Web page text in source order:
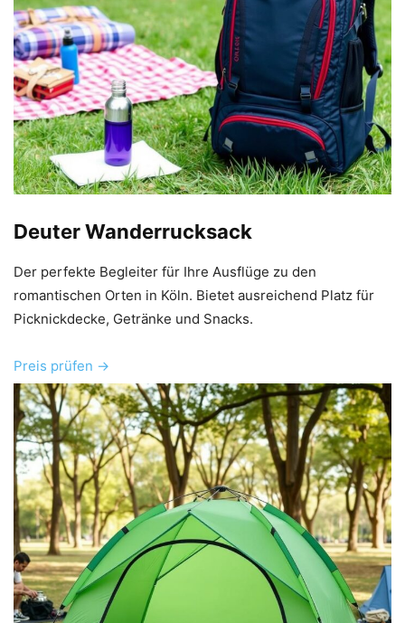
Deuter Wanderrucksack
Der perfekte Begleiter für Ihre Ausflüge zu den
romantischen Orten in Köln. Bietet ausreichend Platz für
Picknickdecke, Getränke und Snacks.
Preis prüfen →